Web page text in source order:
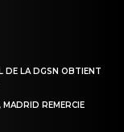
DE LA DGSN OBTIENT
MADRID REMERCIE